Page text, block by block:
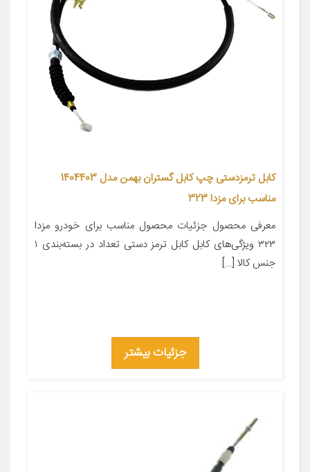
کابل ترمزدستی چپ کابل گستران بهمن مدل 1404403
مناسب برای مزدا 323
معرفی محصول جزئیات محصول مناسب برای خودرو مزدا
۳۲۳ ویژگی‌های کابل کابل ترمز دستی تعداد در بسته‌بندی ۱
جنس کالا […]
جزئیات بیشتر